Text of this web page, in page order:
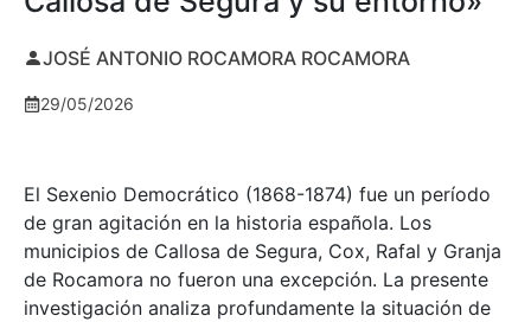
JOSÉ ANTONIO ROCAMORA ROCAMORA
29/05/2026
El Sexenio Democrático (1868-1874) fue un período
de gran agitación en la historia española. Los
municipios de Callosa de Segura, Cox, Rafal y Granja
de Rocamora no fueron una excepción. La presente
investigación analiza profundamente la situación de